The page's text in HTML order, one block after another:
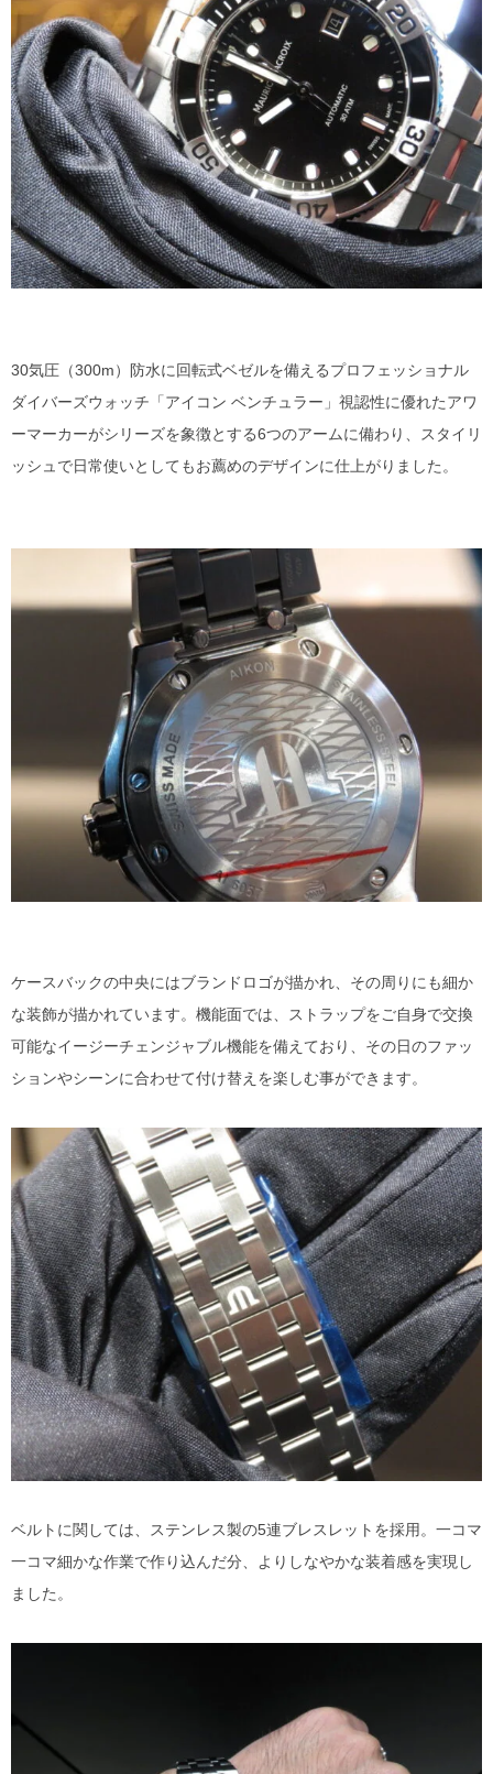
30気圧（300m）防水に回転式ベゼルを備えるプロフェッショナル
ダイバーズウォッチ「アイコン ベンチュラー」視認性に優れたアワ
ーマーカーがシリーズを象徴とする6つのアームに備わり、スタイリ
ッシュで日常使いとしてもお薦めのデザインに仕上がりました。
ケースバックの中央にはブランドロゴが描かれ、その周りにも細か
な装飾が描かれています。機能面では、ストラップをご自身で交換
可能なイージーチェンジャブル機能を備えており、その日のファッ
ションやシーンに合わせて付け替えを楽しむ事ができます。
ベルトに関しては、ステンレス製の5連ブレスレットを採用。一コマ
一コマ細かな作業で作り込んだ分、よりしなやかな装着感を実現し
ました。